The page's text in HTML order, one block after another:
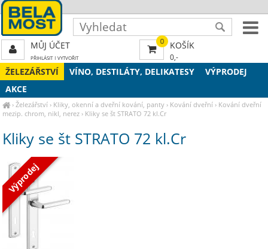
ŽELEZÁŘSTVÍ VÍNO, DESTILÁTY, DELIKATESY
VÝPRODEJ
AKCE
›Železářství › Kliky, okenní a dveřní kování, panty › Kování dveřní › Kování dveřní
mezip. chrom, nikl, nerez › Kliky se št STRATO 72 kl.Cr
Kliky se št STRATO 72 kl.Cr
Výprodej
0 KOŠÍK
0,-
MŮJ ÚČET
PŘIHLÁSIT| VYTVOŘIT